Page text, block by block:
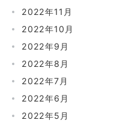
2022年11月
2022年10月
2022年9月
2022年8月
2022年7月
2022年6月
2022年5月